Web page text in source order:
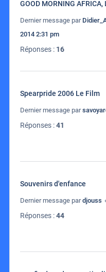
GOOD MORNING AFRICA,
Dernier message par
2014 2:31 pm
Réponses : 16
Spearpride 2006 Le Film
Dernier message par
Réponses :41
Souvenirs d'enfance
Dernier message pardjouss
Réponses :44